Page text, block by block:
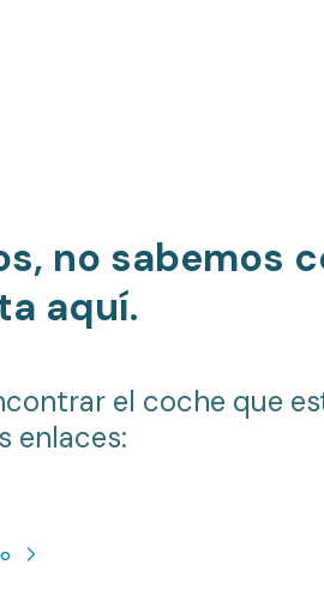
no sabemos
aquí.
el coche que
enlaces: